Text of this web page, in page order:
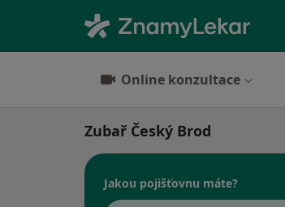
Online konzultace
Zubař Český Brod
Jakou pojišťovnu máte?